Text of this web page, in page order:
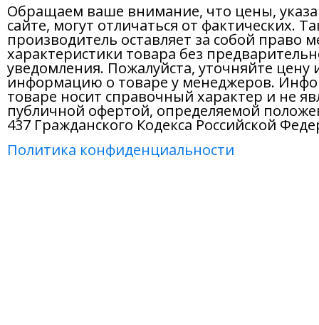
Обращаем ваше внимание, что цены,
сайте, могут отличаться от фактических.
производитель оставляет за собой право
характеристики товара без
уведомления. Пожалуйста, уточняйте цену
информацию о товаре у менеджеров.
товаре носит справочный характер и не
публичной офертой, определяемой
437 Гражданского Кодекса Российской
Политика конфиденциальности